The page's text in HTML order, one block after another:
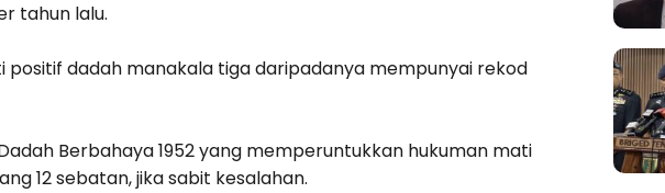
tahun lalu.
positif dadah manakala tiga daripadanya mempunyai rekod
Berbahaya 1952 yang memperuntukkan hukuman mati
12 sebatan, jika sabit kesalahan.